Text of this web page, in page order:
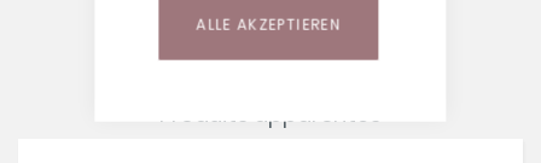
ALLE AKZEPTIEREN
Produits apparentés